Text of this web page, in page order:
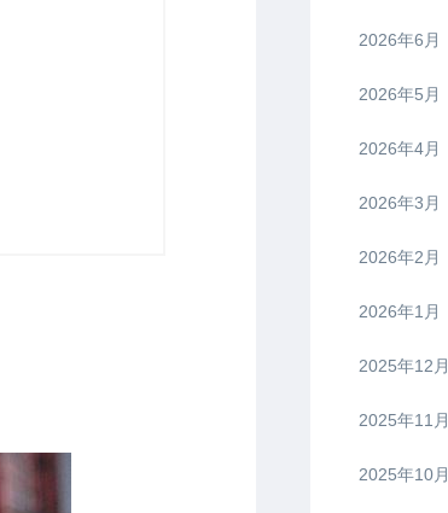
2026年6月
2026年5月
2026年4月
2026年3月
2026年2月
2026年1月
2025年12月
2025年11月
2025年10月